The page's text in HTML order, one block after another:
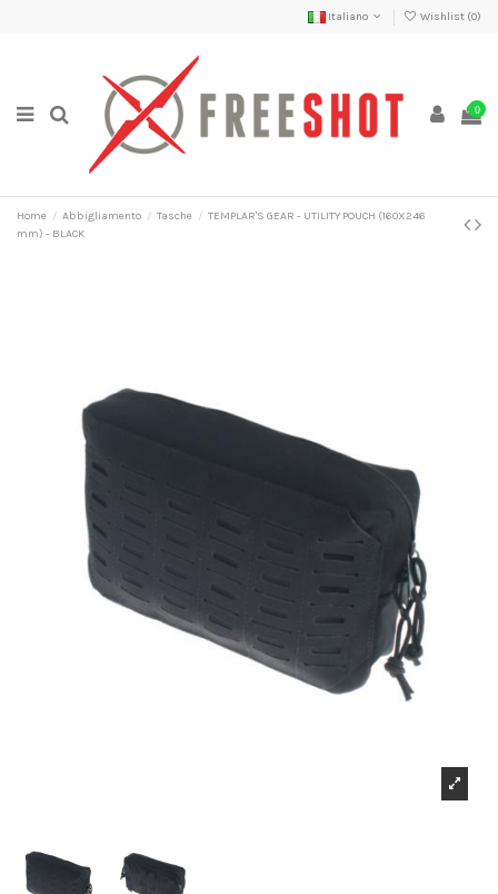
Italiano Wishlist (0)
0
Home Abbigliamento Tasche
TEMPLAR'S GEAR - UTILITY POUCH (160X246
mm) - BLACK